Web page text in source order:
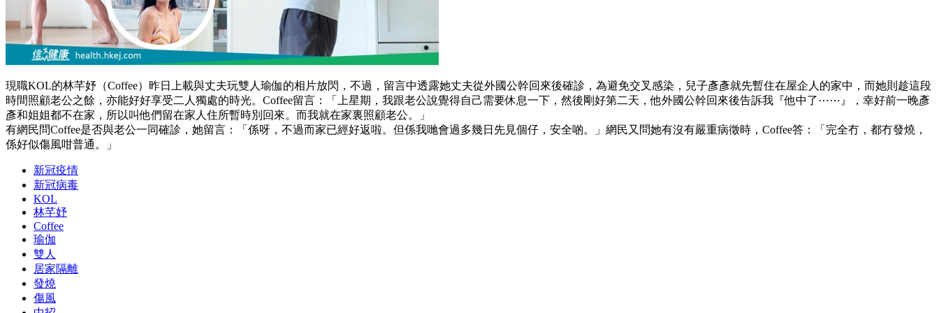
現職KOL的林芊妤（Coffee）昨日上載與丈夫玩雙人瑜伽的相片放閃，不過，留言中透露她丈夫從外國公幹回來後確診，為避免交叉感染，兒子彥彥就先暫住在屋企人的家中，而她則趁這段
時間照顧老公之餘，亦能好好享受二人獨處的時光。Coffee留言：「上星期，我跟老公說覺得自己需要休息一下，然後剛好第二天，他外國公幹回來後告訴我『他中了⋯⋯』，幸好前一晚彥
彥和姐姐都不在家，所以叫他們留在家人住所暫時別回來。而我就在家裏照顧老公。」
有網民問Coffee是否與老公一同確診，她留言：「係呀，不過而家已經好返啦。但係我哋會過多幾日先見個仔，安全啲。」網民又問她有沒有嚴重病徵時，Coffee答：「完全冇，都冇發燒，
係好似傷風咁普通。」
新冠疫情
新冠病毒
KOL
林芊妤
Coffee
瑜伽
雙人
居家隔離
發燒
傷風